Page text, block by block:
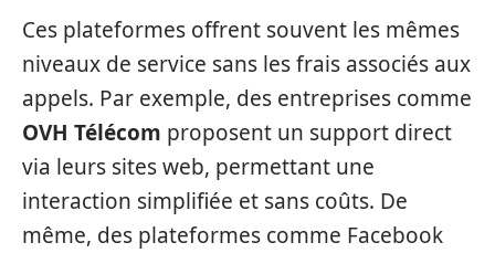
Ces plateformes offrent souvent les mêmes
niveaux de service sans les frais associés aux
appels. Par exemple, des entreprises comme
OVH Télécom proposent un support direct
via leurs sites web, permettant une
interaction simplifiée et sans coûts. De
même, des plateformes comme Facebook